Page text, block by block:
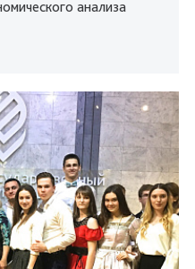
анализа